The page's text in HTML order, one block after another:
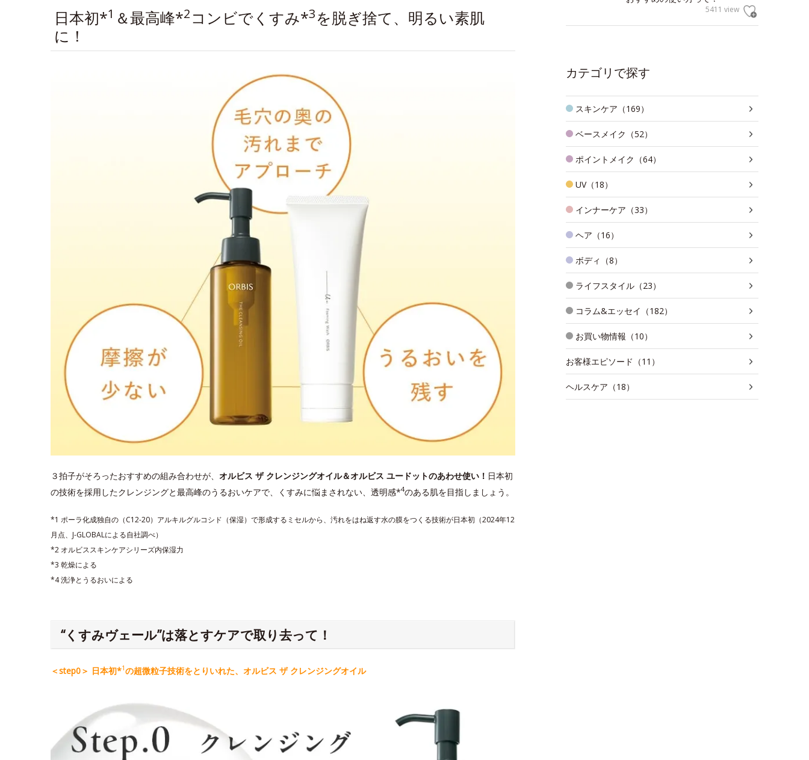
日本初*1 ＆最高峰*2コンビでくすみ*3を脱ぎ捨て、明るい素肌
に！
３拍子がそろったおすすめの組み合わせが、 オルビス ザ クレンジングオイル＆オルビス ユードットのあわせ使い！ 日本初
の技術を採用したクレンジングと最高峰のうるおいケアで、くすみに悩まされない、透明感*4のある肌を目指しましょう。
*1 ポーラ化成独自の（C12-20）アルキルグルコシド（保湿）で形成するミセルから、汚れをはね返す水の膜をつくる技術が日本初（2024年12
月点、J-GLOBALによる自社調べ）
*2 オルビススキンケアシリーズ内保湿力
*3 乾燥による
*4 洗浄とうるおいによる
“くすみヴェール”は落とすケアで取り去って！
＜step0＞ 日本初*1の超微粒子技術をとりいれた、オルビス ザ クレンジングオイル
5411 view
カテゴリで探す
スキンケア（169）
ベースメイク（52）
ポイントメイク（64）
UV（18）
インナーケア（33）
ヘア（16）
ボディ（8）
ライフスタイル（23）
コラム&エッセイ（182）
お買い物情報（10）
お客様エピソード（11）
ヘルスケア（18）